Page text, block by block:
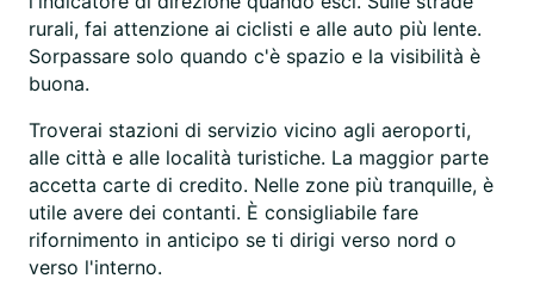
rurali, fai attenzione ai ciclisti e alle auto più lente.
Sorpassare solo quando c'è spazio e la visibilità è
buona.
Troverai stazioni di servizio vicino agli aeroporti,
alle città e alle località turistiche. La maggior parte
accetta carte di credito. Nelle zone più tranquille, è
utile avere dei contanti. È consigliabile fare
rifornimento in anticipo se ti dirigi verso nord o
verso l'interno.